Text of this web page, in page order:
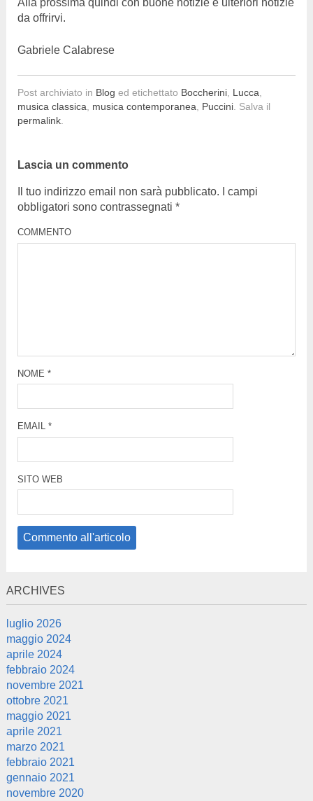
da offrirvi.
Gabriele Calabrese
Post archiviato in Blog ed etichettato Boccherini, Lucca
musica classica
musica contemporanea Puccini. Salva il
permalink.
Lascia un commento
Il tuo indirizzo email non sarà pubblicato. I campi
obbligatori sono contrassegnati *
COMMENTO
NOME *
EMAIL *
SITO WEB
ARCHIVES
luglio 2026
maggio 2024
aprile 2024
febbraio 2024
novembre 2021
ottobre 2021
maggio 2021
aprile 2021
marzo 2021
febbraio 2021
gennaio 2021
novembre 2020